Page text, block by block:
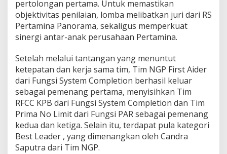
pertolongan pertama. Untuk memastikan
objektivitas penilaian, lomba melibatkan juri dari RS
Pertamina Panorama, sekaligus memperkuat
sinergi antar-anak perusahaan Pertamina.
Setelah melalui tantangan yang menuntut
ketepatan dan kerja sama tim, Tim NGP First Aider
dari Fungsi System Completion berhasil keluar
sebagai pemenang pertama, menyisihkan Tim
RFCC KPB dari Fungsi System Completion dan Tim
Prima No Limit dari Fungsi PAR sebagai pemenang
kedua dan ketiga. Selain itu, terdapat pula kategori
Best Leader , yang dimenangkan oleh Candra
Saputra dari Tim NGP.